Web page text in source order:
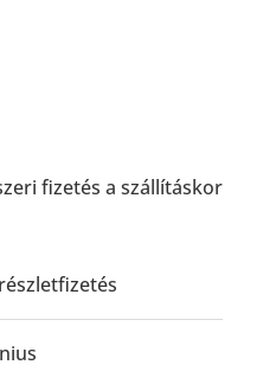
fizetés a szállításkor